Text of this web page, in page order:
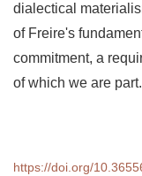
dialectical
of Freire's
commitment, a
of which we are part.
https://doi.org/